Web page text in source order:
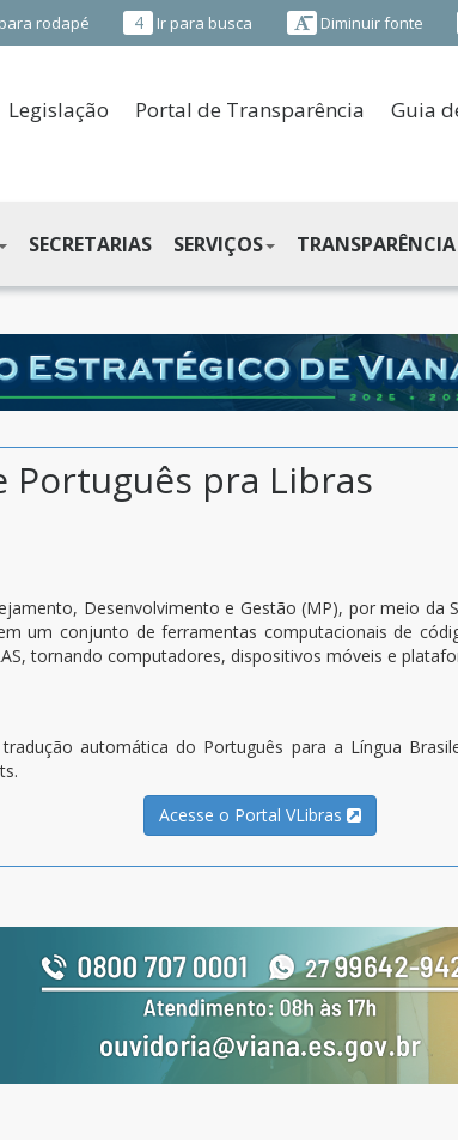
rodapé 4 Ir para busca Diminuir fonte
Legislação Portal de Transparência Guia
SECRETARIAS SERVIÇOS TRANSPARÊNCIA
pra Libras
Desenvolvimento e Gestão (MP), por meio da
um conjunto de ferramentas computacionais de
tornando computadores, dispositivos móveis e
automática do Português para a Língua
Acesse o Portal VLibras